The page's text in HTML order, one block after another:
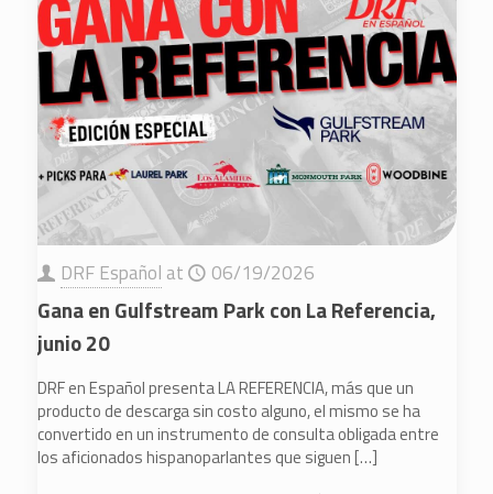
DRF Español at 06/19/2026
Gana en Gulfstream Park con La Referencia,
junio 20
DRF en Español presenta LA REFERENCIA, más que un
producto de descarga sin costo alguno, el mismo se ha
convertido en un instrumento de consulta obligada entre
los aficionados hispanoparlantes que siguen[…]